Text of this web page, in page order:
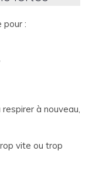
pour :
à nouveau,
vite ou trop